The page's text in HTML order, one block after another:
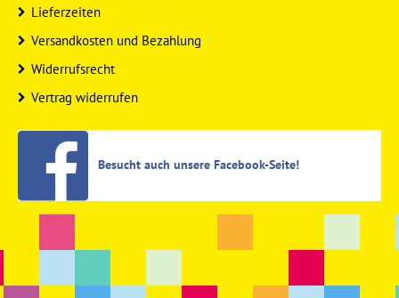
Lieferzeiten
Versandkosten und Bezahlung
Widerrufsrecht
Vertrag widerrufen
Besucht auch unsere Facebook-Seite!